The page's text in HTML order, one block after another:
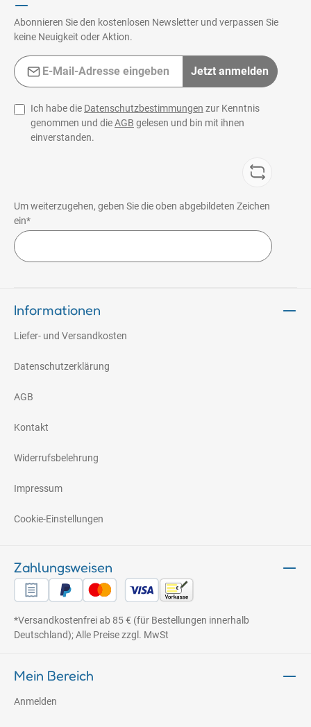
Abonnieren Sie den kostenlosen Newsletter und verpassen Sie
keine Neuigkeit oder Aktion.
E-Mail-Adresse*
Jetzt anmelden
Ich habe die Datenschutzbestimmungen zur Kenntnis
genommen und dieAGB gelesen und bin mit ihnen
einverstanden.
Um weiterzugehen, geben Sie die oben abgebildeten Zeichen
ein*
Informationen
Liefer- und Versandkosten
Datenschutzerklärung
AGB
Kontakt
Widerrufsbelehrung
Impressum
Cookie-Einstellungen
Zahlungsweisen
*Versandkostenfrei ab 85 € (für Bestellungen innerhalb
Deutschland); Alle Preise zzgl. MwSt
Mein Bereich
Anmelden